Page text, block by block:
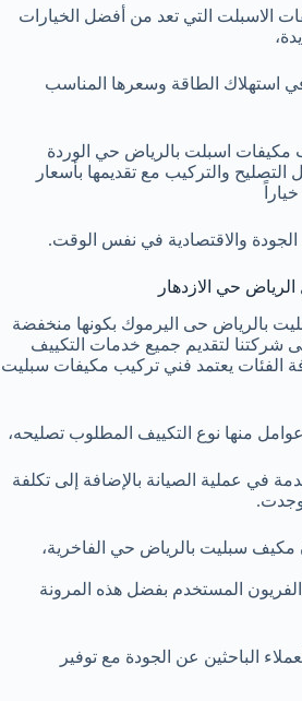
الاسبلت التي تعد من أفضل الخيارات
استهلاك الطاقة وسعرها المناسب
مكيفات اسبلت بالرياض حي الوردة
التصليح والتركيب مع تقديمها بأسعار
الجودة والاقتصادية في نفس الوقت.
حي الازدهار
بالرياض حى اليرموك بكونها منخفضة
شركتنا لتقديم جميع خدمات التكييف
الفئات يعتمد فني تركيب مكيفات سبليت
منها نوع التكييف المطلوب تصليحه،
في عملية الصيانة بالإضافة إلى تكلفة
وجدت.
مكيف سبليت بالرياض حي الفاخرية،
المستخدم بفضل هذه المرونة
الباحثين عن الجودة مع توفير